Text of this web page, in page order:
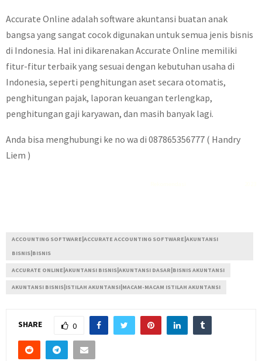
Accurate Online adalah software akuntansi buatan anak
bangsa yang sangat cocok digunakan untuk semua jenis bisnis
di Indonesia. Hal ini dikarenakan Accurate Online memiliki
fitur-fitur terbaik yang sesuai dengan kebutuhan usaha di
Indonesia, seperti penghitungan aset secara otomatis,
penghitungan pajak, laporan keuangan terlengkap,
penghitungan gaji karyawan, dan masih banyak lagi.
Anda bisa menghubungi ke no wa di 087865356777 ( Handry
Liem )
ACCOUNTING SOFTWARE|ACCURATE ACCOUNTING SOFTWARE|AKUNTANSI
BISNIS|BISNIS
ACCURATE ONLINE|AKUNTANSI BISNIS|AKUNTANSI DASAR|BISNIS AKUNTANSI
AKUNTANSI BISNIS|ISTILAH AKUNTANSI|MACAM-MACAM ISTILAH AKUNTANSI
SHARE 0